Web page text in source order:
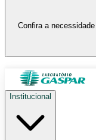
Confira a
Institucional